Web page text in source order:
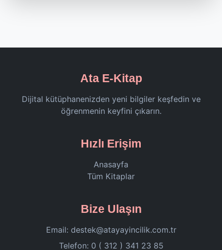
Ata E-Kitap
Dijital kütüphanenizden yeni bilgiler keşfedin ve
öğrenmenin keyfini çıkarın.
Hızlı Erişim
Anasayfa
Tüm Kitaplar
Bize Ulaşın
Email: destek@atayayincilik.com.tr
Telefon: 0 ( 312 ) 341 23 85